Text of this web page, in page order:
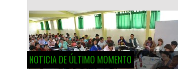
NOTICIA DE ÚLTIMO MOMENTO